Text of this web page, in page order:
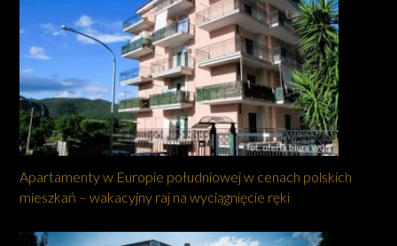
Apartamenty w Europie południowej w cenach polskich
mieszkań – wakacyjny raj na wyciągnięcie ręki